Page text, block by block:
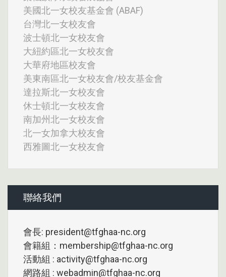
美國北一女校友基金會 (ABAF)
台灣北一女校友會
波士頓北一女校友會
大紐約區北一女校友會
大華府地區校友會
美東南區北一女校友會/校友基金會
達拉斯北一女校友會
休士頓北一女校友會
南加州北一女校友會
北一女加拿大校友會
西雅圖北一女校友會
聯絡我們
會長: president@tfghaa-nc.org
會籍組：membership@tfghaa-nc.org
活動組 : activity@tfghaa-nc.org
網路組 : webadmin@tfghaa-nc.org